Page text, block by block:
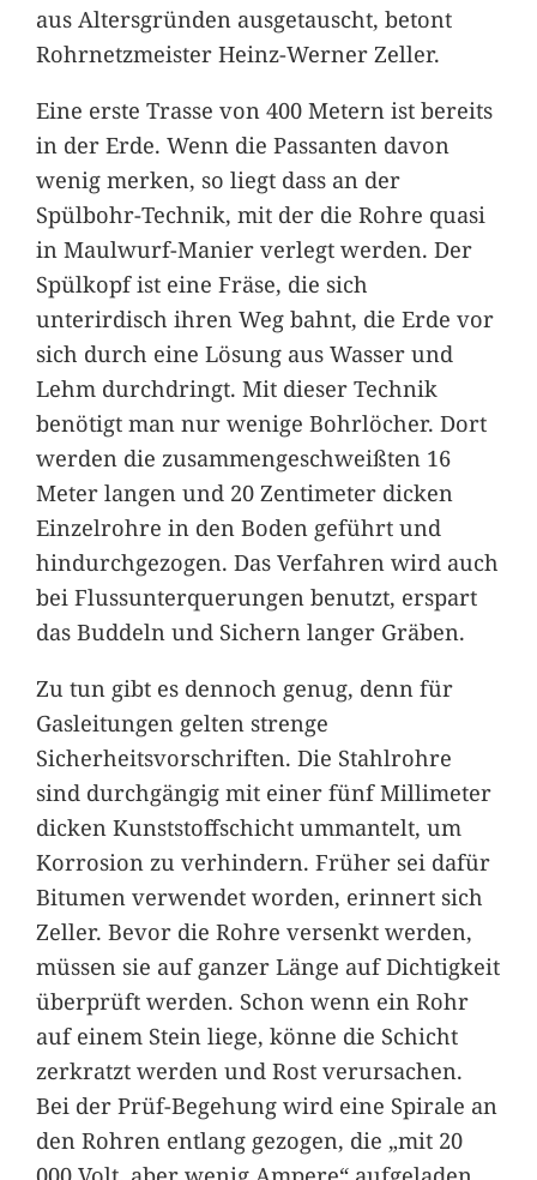
aus Altersgründen ausgetauscht, betont
Rohrnetzmeister Heinz-Werner Zeller.
Eine erste Trasse von 400 Metern ist bereits
in der Erde. Wenn die Passanten davon
wenig merken, so liegt dass an der
Spülbohr-Technik, mit der die Rohre quasi
in Maulwurf-Manier verlegt werden. Der
Spülkopf ist eine Fräse, die sich
unterirdisch ihren Weg bahnt, die Erde vor
sich durch eine Lösung aus Wasser und
Lehm durchdringt. Mit dieser Technik
benötigt man nur wenige Bohrlöcher. Dort
werden die zusammengeschweißten 16
Meter langen und 20 Zentimeter dicken
Einzelrohre in den Boden geführt und
hindurchgezogen. Das Verfahren wird auch
bei Flussunterquerungen benutzt, erspart
das Buddeln und Sichern langer Gräben.
Zu tun gibt es dennoch genug, denn für
Gasleitungen gelten strenge
Sicherheitsvorschriften. Die Stahlrohre
sind durchgängig mit einer fünf Millimeter
dicken Kunststoffschicht ummantelt, um
Korrosion zu verhindern. Früher sei dafür
Bitumen verwendet worden, erinnert sich
Zeller. Bevor die Rohre versenkt werden,
müssen sie auf ganzer Länge auf Dichtigkeit
überprüft werden. Schon wenn ein Rohr
auf einem Stein liege, könne die Schicht
zerkratzt werden und Rost verursachen.
Bei der Prüf-Begehung wird eine Spirale an
den Rohren entlang gezogen, die „mit 20